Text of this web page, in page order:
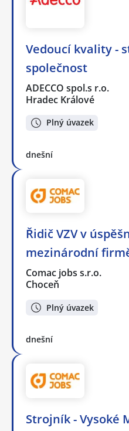
Vedoucí kvality -
společnost
ADECCO spol.s r.o.
Hradec Králové
Plný úvazek
dnešní
Řidič VZV v
mezinárodní
Comac jobs s.r.o.
Choceň
Plný úvazek
dnešní
Strojník - Vysoké